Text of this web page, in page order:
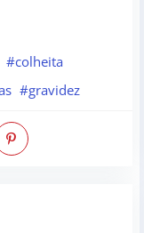
#colheita
#gravidez